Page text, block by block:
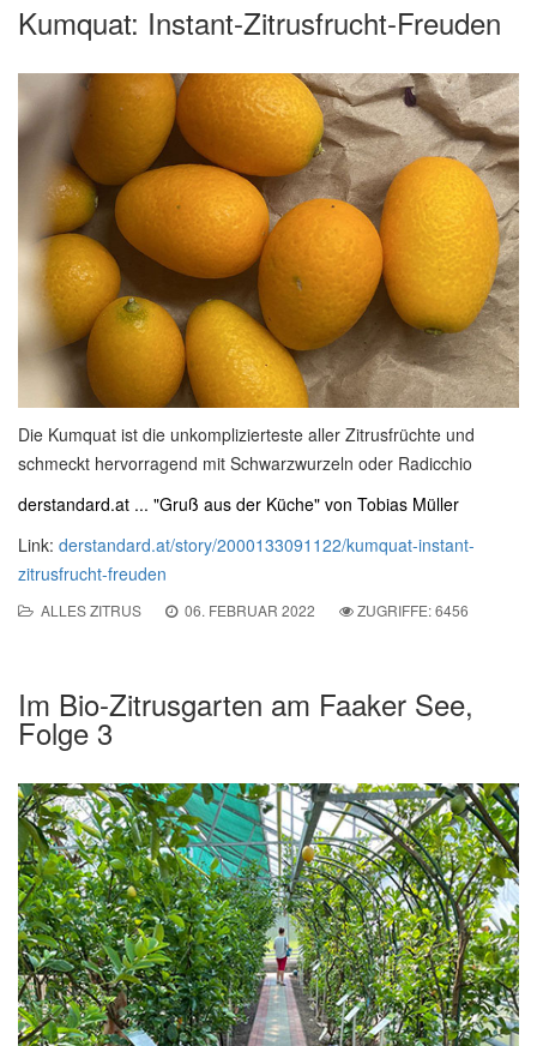
Kumquat: Instant-Zitrusfrucht-Freuden
Die Kumquat ist die unkomplizierteste aller Zitrusfrüchte und
schmeckt hervorragend mit Schwarzwurzeln oder Radicchio
derstandard.at ... "Gruß aus der Küche" von Tobias Müller
Link: derstandard.at/story/2000133091122/kumquat-instant-
zitrusfrucht-freuden
ALLES ZITRUS 06. FEBRUAR 2022 ZUGRIFFE: 6456
Im Bio-Zitrusgarten am Faaker See,
Folge 3